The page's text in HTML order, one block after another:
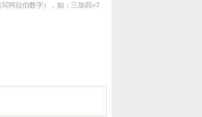
阿拉伯数字），如：三加四=7